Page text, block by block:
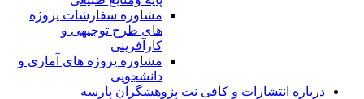
مشاوره سفارشات پروژه
های طرح توجیهی و
کارآفرینی
مشاوره پروژه های آماری و
دانشجویی
درباره انتشارات و کافی نت پژوهشگران پارسه